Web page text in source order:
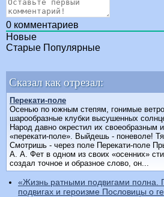
0 комментариев
Новые
Старые Популярные
Сказал как отрезал:
Перекати-поле
Осенью по южным степям, гонимые
шарообразные клубки высушенных
Народ давно окрестил их своеобразным
«перекати-поле». Выйдешь - поневоле!
Смотришь - через поле Перекати-поле
А. А. Фет в одном из своих «осенних»
создал точное и образное слово, он...
«Жизнь ратными подвигами полна.
подвигах и героизме Пословицы о